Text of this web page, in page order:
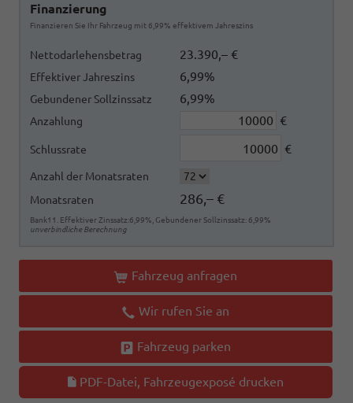
Finanzierung
Finanzieren Sie Ihr Fahrzeug mit 6,99% effektivem Jahreszins
Nettodarlehensbetrag 23.390,– €
Effektiver Jahreszins 6,99%
Gebundener Sollzinssatz 6,99%
Anzahlung €
Schlussrate €
Anzahl der Monatsraten
Monatsraten
286,– €
Bank11. Effektiver Zinssatz:6,99%, Gebundener Sollzinssatz: 6,99%
unverbindliche Berechnung
Fahrzeug anfragen
Wir rufen Sie an
Fahrzeug parken
PDF-Datei, Fahrzeugexposé drucken